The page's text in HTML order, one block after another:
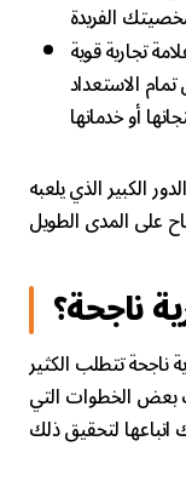
تجارية قوية
الاستعداد
الكبير الذي يلعبه
ناجحة؟
تتطلب الكثير
بعض الخطوات التي